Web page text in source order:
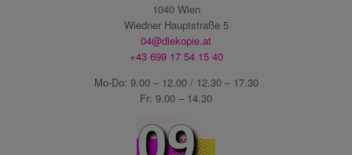
1040 Wien
Wiedner Hauptstraße 5
04@diekopie.at
+43 699 17 54 15 40
Mo-Do: 9.00 – 12.00 / 12.30 – 17.30
Fr: 9.00 – 14.30